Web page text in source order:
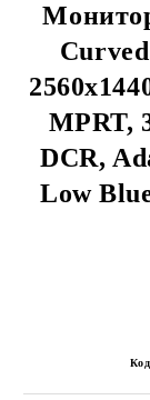
MPRT,
DCR,
Low